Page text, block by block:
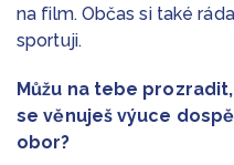
na film. Občas si také
sportuji.
Můžu na tebe
se věnuješ výuce
obor?